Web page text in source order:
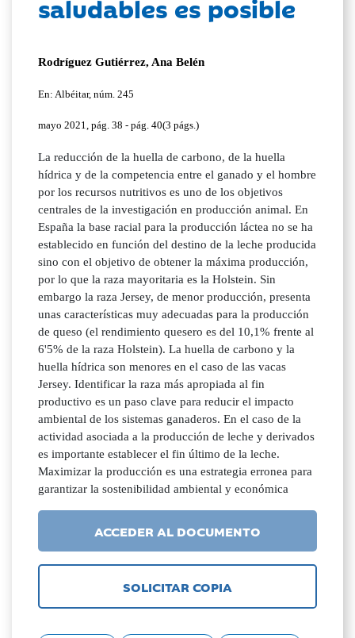
saludables es posible
Rodríguez Gutiérrez, Ana Belén
En: Albéitar, núm. 245
mayo 2021, pág. 38 - pág. 40(3 págs.)
La reducción de la huella de carbono, de la huella
hídrica y de la competencia entre el ganado y el hombre
por los recursos nutritivos es uno de los objetivos
centrales de la investigación en producción animal. En
España la base racial para la producción láctea no se ha
establecido en función del destino de la leche producida
sino con el objetivo de obtener la máxima producción,
por lo que la raza mayoritaria es la Holstein. Sin
embargo la raza Jersey, de menor producción, presenta
unas características muy adecuadas para la producción
de queso (el rendimiento quesero es del 10,1% frente al
6'5% de la raza Holstein). La huella de carbono y la
huella hídrica son menores en el caso de las vacas
Jersey. Identificar la raza más apropiada al fin
productivo es un paso clave para reducir el impacto
ambiental de los sistemas ganaderos. En el caso de la
actividad asociada a la producción de leche y derivados
es importante establecer el fin último de la leche.
Maximizar la producción es una estrategia erronea para
garantizar la sostenibilidad ambiental y económica
ACCEDER AL DOCUMENTO
SOLICITAR COPIA